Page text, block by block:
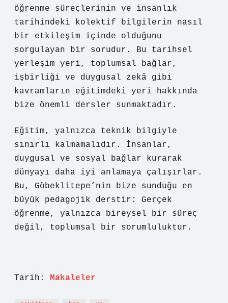
öğrenme süreçlerinin ve insanlık
tarihindeki kolektif bilgilerin nasıl
bir etkileşim içinde olduğunu
sorgulayan bir sorudur. Bu tarihsel
yerleşim yeri, toplumsal bağlar,
işbirliği ve duygusal zekâ gibi
kavramların eğitimdeki yeri hakkında
bize önemli dersler sunmaktadır.
Eğitim, yalnızca teknik bilgiyle
sınırlı kalmamalıdır. İnsanlar,
duygusal ve sosyal bağlar kurarak
dünyayı daha iyi anlamaya çalışırlar.
Bu, Göbeklitepe’nin bize sunduğu en
büyük pedagojik derstir: Gerçek
öğrenme, yalnızca bireysel bir süreç
değil, toplumsal bir sorumluluktur.
Tarih: Makaleler